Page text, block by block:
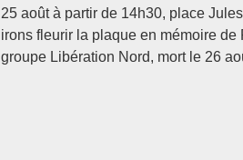
25 août à partir de 14h30, place
irons fleurir la plaque en mémoire de
groupe Libération Nord, mort le 26